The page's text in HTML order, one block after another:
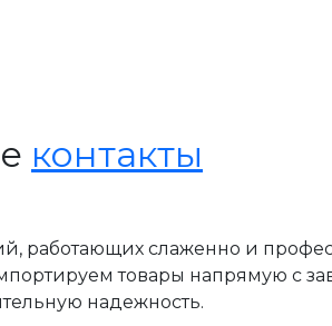
контакты
работающих слаженно и
товары напрямую с
надежность.